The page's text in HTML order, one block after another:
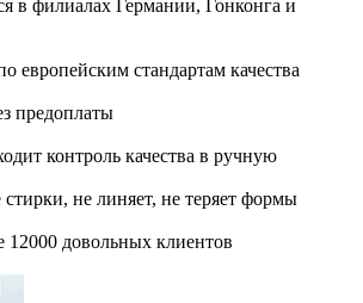
в филиалах Германии, Гонконга и
европейским стандартам качества
предоплаты
контроль качества в ручную
не линяет, не теряет формы
12000 довольных клиентов